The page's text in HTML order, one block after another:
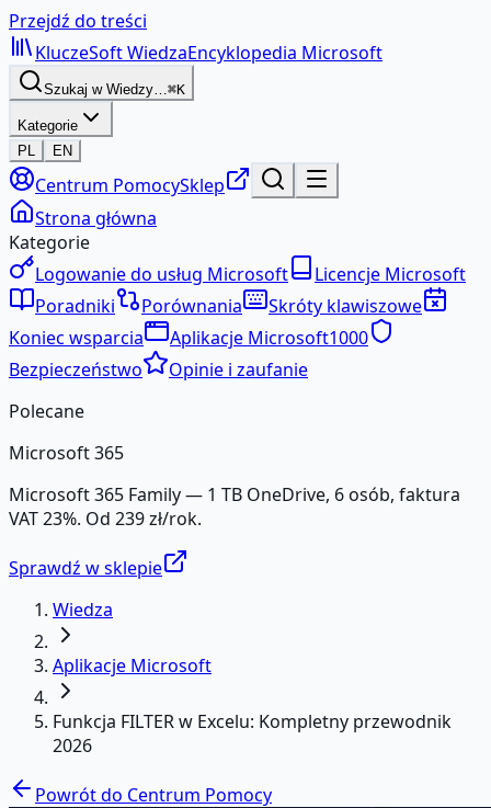
Przejdź do treści
KluczeSoftWiedzaEncyklopedia Microsoft
Szukaj w Wiedzy…⌘K
Kategorie
PL
EN
Centrum PomocySklep
Strona główna
Kategorie
Logowanie do usług Microsoft
Licencje Microsoft
Poradniki
Porównania
Skróty klawiszowe
Koniec wsparcia
Aplikacje Microsoft1000
Bezpieczeństwo
Opinie i zaufanie
Polecane
Microsoft 365
Microsoft 365 Family — 1 TB OneDrive, 6 osób, faktura
VAT 23%. Od 239 zł/rok.
Sprawdź w sklepie
Wiedza
Aplikacje Microsoft
Funkcja FILTER w Excelu: Kompletny przewodnik
2026
Powrót do Centrum Pomocy